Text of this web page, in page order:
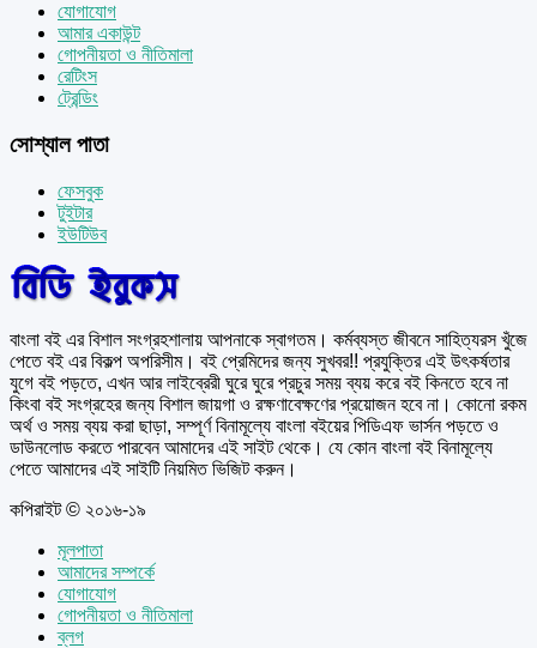
যোগাযোগ
আমার একাউন্ট
গোপনীয়তা ও নীতিমালা
রেটিংস
ট্রেন্ডিং
সোশ্যাল পাতা
ফেসবুক
টুইটার
ইউটিউব
বাংলা বই এর বিশাল সংগ্রহশালায় আপনাকে স্বাগতম। কর্মব্যস্ত জীবনে সাহিত্যরস খুঁজে
পেতে বই এর বিকল্প অপরিসীম। বই প্রেমিদের জন্য সুখবর!! প্রযুক্তির এই উৎকর্ষতার
যুগে বই পড়তে, এখন আর লাইব্রেরী ঘুরে ঘুরে প্রচুর সময় ব্যয় করে বই কিনতে হবে না
কিংবা বই সংগ্রহের জন্য বিশাল জায়গা ও রক্ষণাবেক্ষণের প্রয়োজন হবে না। কোনো রকম
অর্থ ও সময় ব্যয় করা ছাড়া, সম্পূর্ণ বিনামূল্যে বাংলা বইয়ের পিডিএফ ভার্সন পড়তে ও
ডাউনলোড করতে পারবেন আমাদের এই সাইট থেকে। যে কোন বাংলা বই বিনামূল্যে
পেতে আমাদের এই সাইটি নিয়মিত ভিজিট করুন।
কপিরাইট © ২০১৬-১৯
মূলপাতা
আমাদের সম্পর্কে
যোগাযোগ
গোপনীয়তা ও নীতিমালা
ব্লগ